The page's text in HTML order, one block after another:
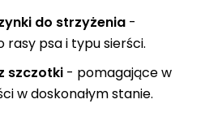
do strzyżenia -
rasy psa i typu sierści.
szczotki - pomagające w
w doskonałym stanie.